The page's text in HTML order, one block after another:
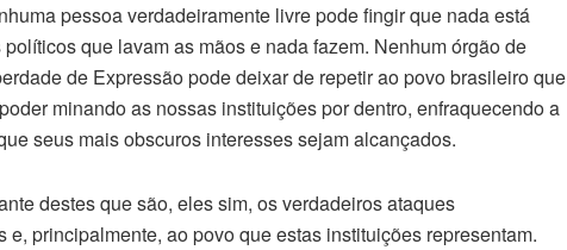
pessoa verdadeiramente livre pode fingir que nada está
que lavam as mãos e nada fazem. Nenhum órgão de
de Expressão pode deixar de repetir ao povo brasileiro que
minando as nossas instituições por dentro, enfraquecendo a
seus mais obscuros interesses sejam alcançados.
destes que são, eles sim, os verdadeiros ataques
principalmente, ao povo que estas instituições representam.